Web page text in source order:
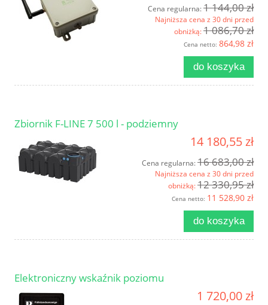
Cena regularna:1 144,00 zł
Najniższa cena z 30 dni przed
obniżką:1 086,70 zł
Cena netto: 864,98 zł
do koszyka
Zbiornik F-LINE 7 500 l - podziemny
14 180,55 zł
Cena regularna:16 683,00 zł
Najniższa cena z 30 dni przed
obniżką:12 330,95 zł
Cena netto: 11 528,90 zł
do koszyka
Elektroniczny wskaźnik poziomu
1 720,00 zł